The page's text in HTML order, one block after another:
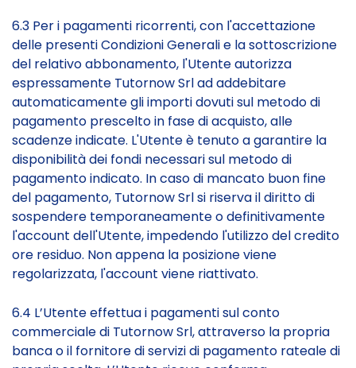
6.3 Per i pagamenti ricorrenti, con l'accettazione
delle presenti Condizioni Generali e la sottoscrizione
del relativo abbonamento, l'Utente autorizza
espressamente Tutornow Srl ad addebitare
automaticamente gli importi dovuti sul metodo di
pagamento prescelto in fase di acquisto, alle
scadenze indicate. L'Utente è tenuto a garantire la
disponibilità dei fondi necessari sul metodo di
pagamento indicato. In caso di mancato buon fine
del pagamento, Tutornow Srl si riserva il diritto di
sospendere temporaneamente o definitivamente
l'account dell'Utente, impedendo l'utilizzo del credito
ore residuo. Non appena la posizione viene
regolarizzata, l'account viene riattivato.
6.4 L’Utente effettua i pagamenti sul conto
commerciale di Tutornow Srl, attraverso la propria
banca o il fornitore di servizi di pagamento rateale di